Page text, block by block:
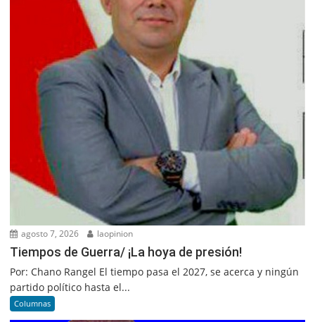
agosto 7, 2026 laopinion
Tiempos de Guerra/ ¡La hoya de presión!
Por: Chano Rangel El tiempo pasa el 2027, se acerca y ningún
partido político hasta el...
Columnas